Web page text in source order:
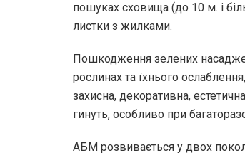
пошуках сховища (до 10 м. і
листки з жилками.
Пошкодження зелених
рослинах та їхнього
захисна, декоративна,
гинуть, особливо при
АБМ розвивається у двох